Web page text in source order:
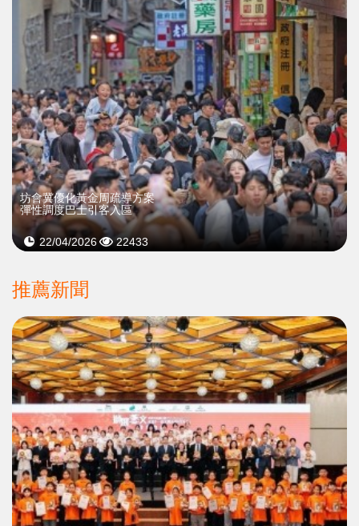
坊會冀優化黃金周疏導方案
彈性調度巴士引客入區
22/04/2026 22433
推薦新聞